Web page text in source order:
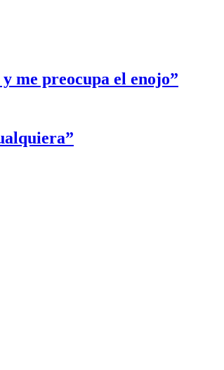
me preocupa el enojo”